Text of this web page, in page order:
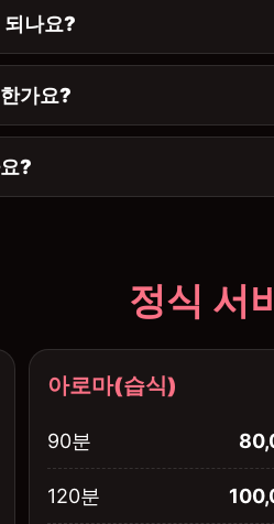
되나요?
가요?
?
정식 서
아로마(습식)
90분
120분